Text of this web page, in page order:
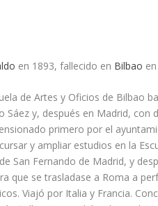
en 1893, fallecido en Bilbao
de Artes y Oficios de Bilbao
Sáez y, después en Madrid, con
primero por el
y ampliar estudios en la
San Fernando de Madrid, y
que se trasladase a Roma a
Viajó por Italia y Francia.